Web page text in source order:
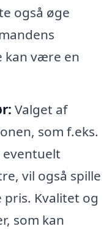
også øge
kan være en
Valget af
som f.eks.
vil også spille
pris. Kvalitet og
som kan